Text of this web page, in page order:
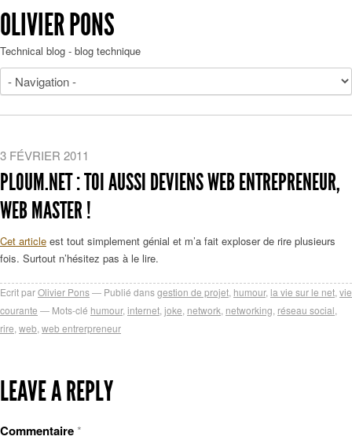
OLIVIER PONS
Technical blog - blog technique
3 FÉVRIER 2011
PLOUM.NET : TOI AUSSI DEVIENS WEB ENTREPRENEUR,
WEB MASTER !
Cet article est tout simplement génial et m’a fait exploser de rire plusieurs
fois. Surtout n’hésitez pas à le lire.
Ecrit parOlivier Pons Publié dansgestion de projet humour, la vie sur le net vie
courante
Mots-clé humour, internet joke network networking réseau social
rire web web entrerpreneur
LEAVE A REPLY
Commentaire*